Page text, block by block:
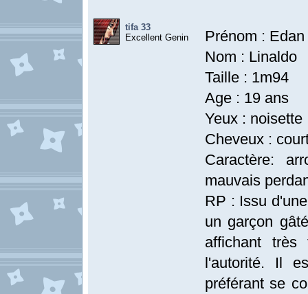
tifa 33
Excellent Genin
Prénom : Edan
Nom : Linaldo
Taille : 1m94
Age : 19 ans
Yeux : noisette
Cheveux :
Caractère:
mauvais
RP : Issu
un garçon
affichant
l'autorité. Il
préférant se